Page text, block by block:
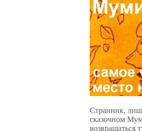
Странник,
сказочном
возвращаться